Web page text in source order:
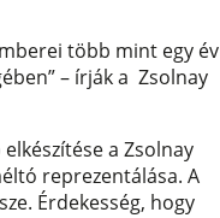
több mint egy év
– írják a Zsolnay
a Zsolnay
reprezentálása. A
Érdekesség, hogy